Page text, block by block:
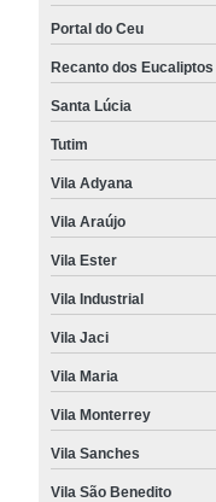
Portal do Ceu
Recanto dos Eucaliptos
Santa Lúcia
Tutim
Vila Adyana
Vila Araújo
Vila Ester
Vila Industrial
Vila Jaci
Vila Maria
Vila Monterrey
Vila Sanches
Vila São Benedito